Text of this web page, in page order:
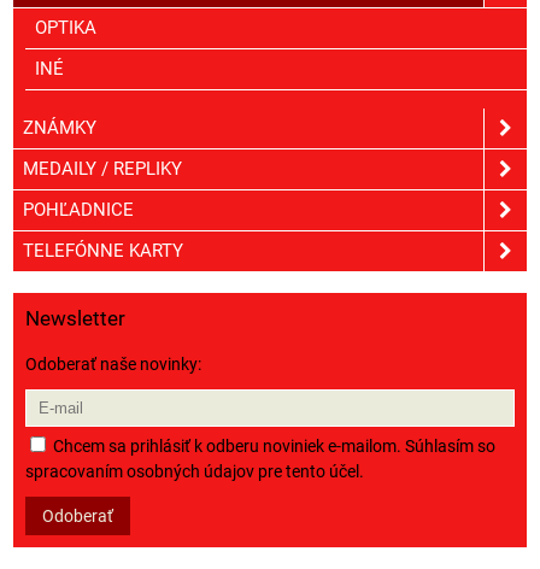
OPTIKA
INÉ
ZNÁMKY
MEDAILY / REPLIKY
POHĽADNICE
TELEFÓNNE KARTY
Newsletter
Odoberať naše novinky:
Chcem sa prihlásiť k odberu noviniek e-mailom. Súhlasím so
spracovaním osobných údajov pre tento účel.
Odoberať